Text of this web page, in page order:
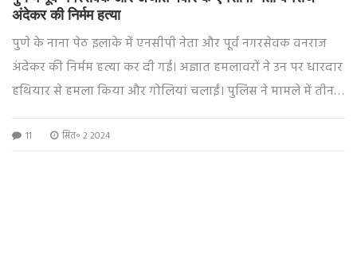
अंदेकर की निर्मम हत्या
पुणे के नाना पेठ इलाके में एनसीपी नेता और पूर्व नगरसेवक वनराज
अंदेकर की निर्मम हत्या कर दी गई। अज्ञात हमलावरों ने उन पर धारदार
हथियार से हमला किया और गोलियां चलाईं। पुलिस ने मामले में तीन
11 सित॰ 2 2024